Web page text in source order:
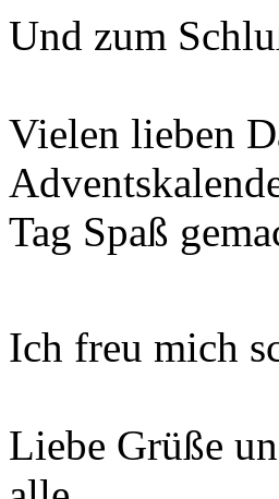
Und zum
Vielen lieben
Tag Spaß
Ich freu mich
Liebe Grüße